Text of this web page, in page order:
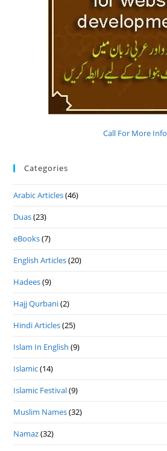
Call For More Info
Categories
Arabic Articles(46)
Duas(23)
eBooks(7)
English Articles(20)
Hadees(9)
Hajj Qurbani(2)
Hindi Articles(25)
Islam In English (9)
Islamic(14)
Islamic Festival(9)
Muslim Names(32)
Namaz(32)